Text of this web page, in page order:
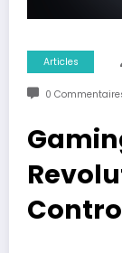
Articles
0